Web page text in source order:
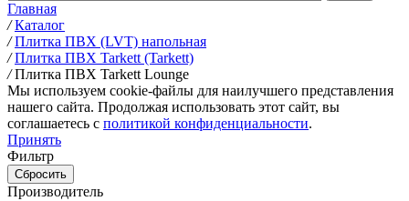
Главная
/ Каталог
/ Плитка ПВХ (LVT) напольная
/ Плитка ПВХ Tarkett (Tarkett)
/ Плитка ПВХ Tarkett Lounge
Мы используем cookie-файлы для наилучшего представления
нашего сайта. Продолжая использовать этот сайт, вы
соглашаетесь c политикой конфиденциальности.
Принять
Фильтр
Производитель